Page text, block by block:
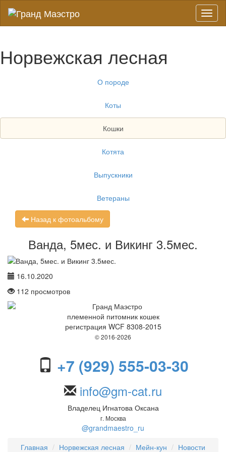
Норвежская лесная
О породе
Коты
Кошки
Котята
Выпускники
Ветераны
Назад к фотоальбому
Ванда, 5мес. и Викинг 3.5мес.
16.10.2020
112 просмотров
племенной питомник кошек
регистрация WCF 8308-2015
© 2016-2026
+7 (929) 555-03-30
info@gm-cat.ru
Владелец Игнатова Оксана
г. Москва
@grandmaestro_ru
Главная
Норвежская лесная Мейн-кун Новости